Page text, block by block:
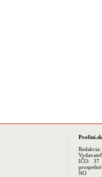
Profini.sk
Redakcia:
IČO: 37
NO